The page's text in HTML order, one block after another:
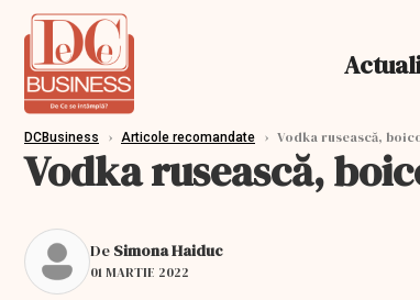
DCBusiness › Articole recomandate › Vodka rusească,
Vodka rusească,
De Simona Haiduc
01 MARTIE 2022